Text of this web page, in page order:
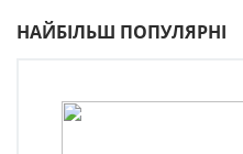
НАЙБІЛЬШ ПОПУЛЯРНІ